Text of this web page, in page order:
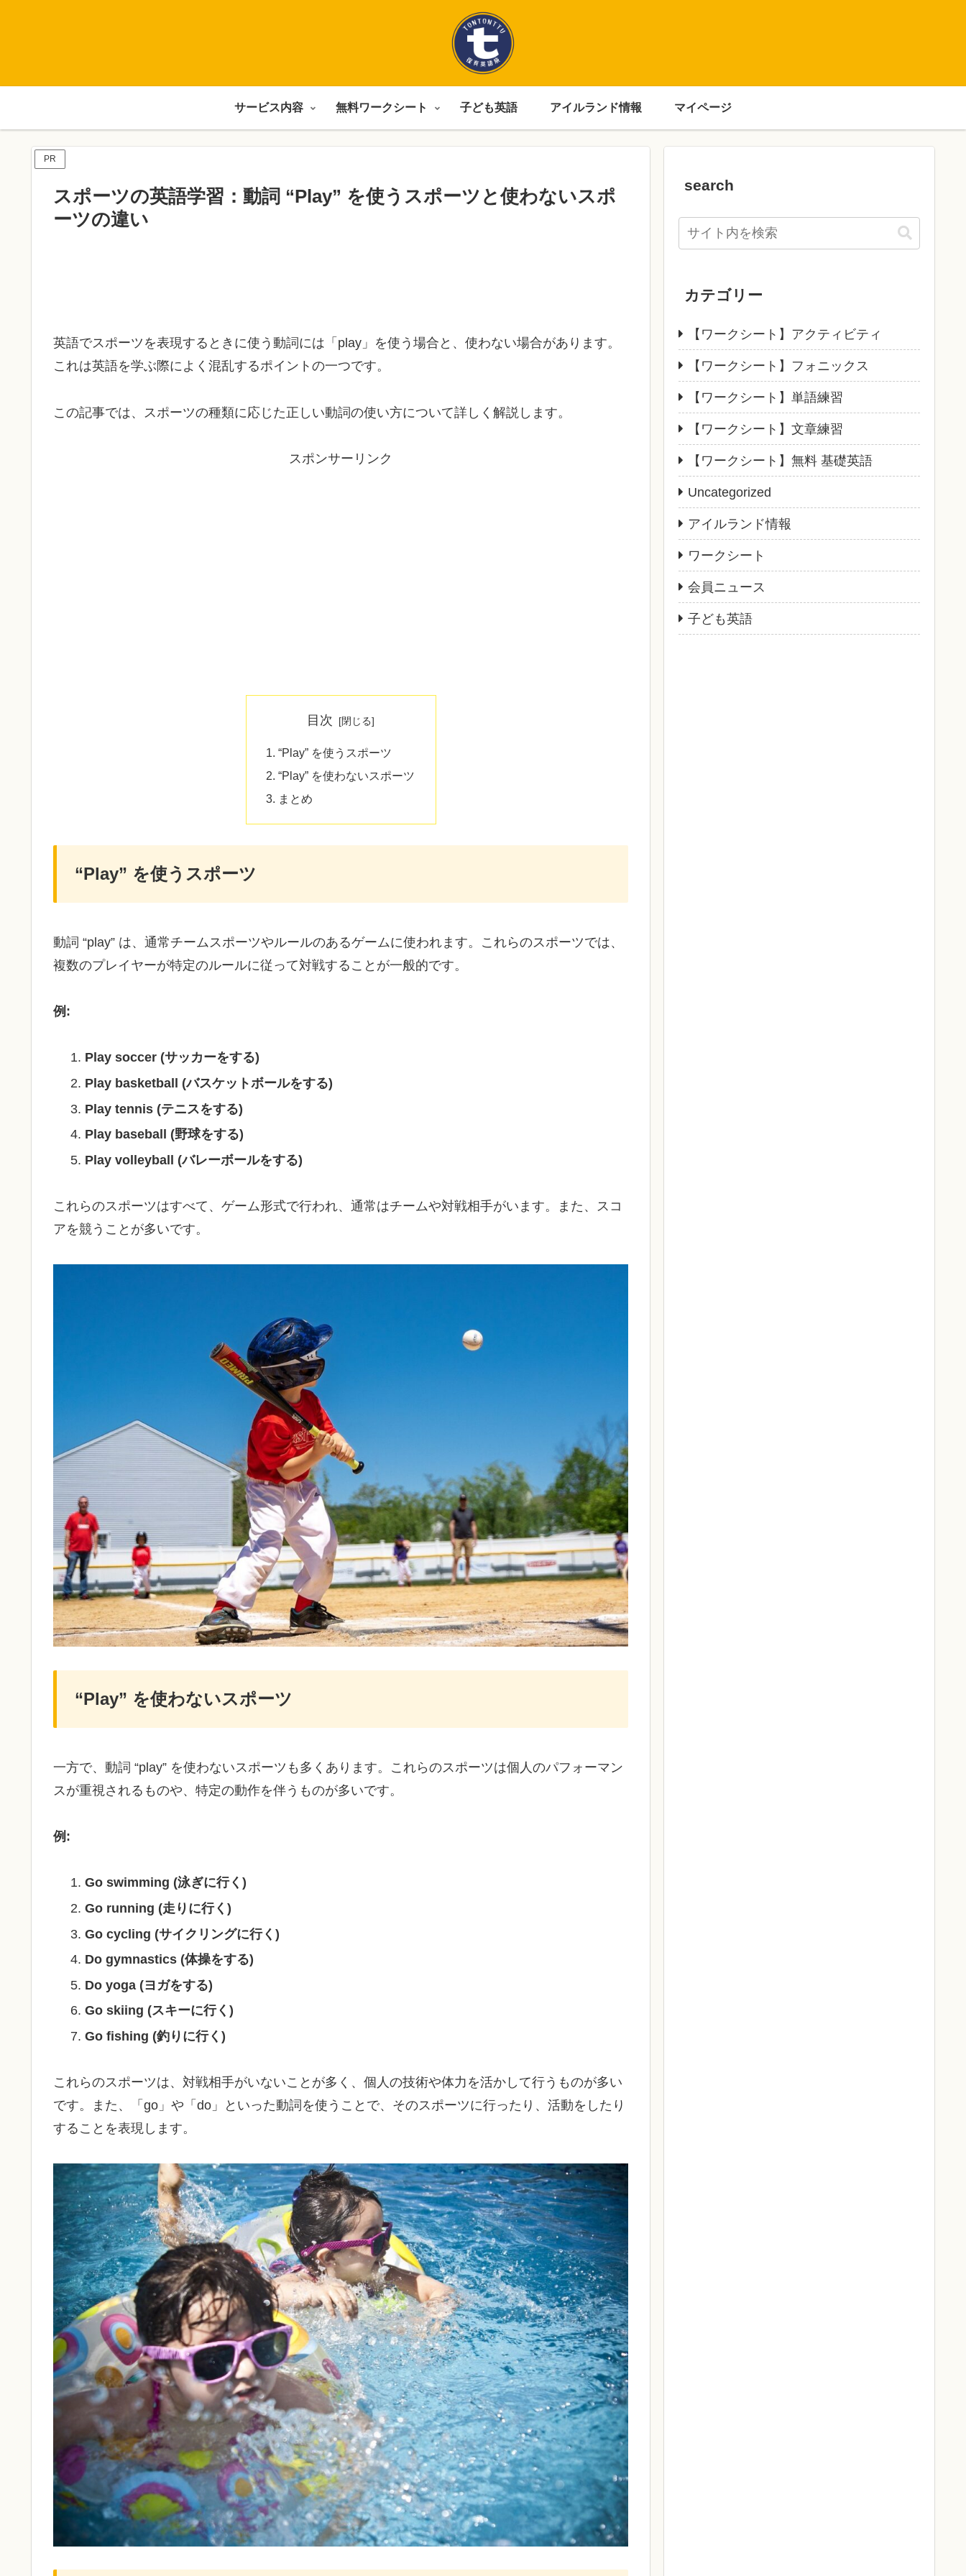
サービス内容 無料ワークシート 子ども英語 アイルランド情報 マイページ
PR
スポーツの英語学習：動詞 “Play” を使うスポーツと使わないスポ
ーツの違い
英語でスポーツを表現するときに使う動詞には「play」を使う場合と、使わない場合があります。
これは英語を学ぶ際によく混乱するポイントの一つです。
この記事では、スポーツの種類に応じた正しい動詞の使い方について詳しく解説します。
スポンサーリンク
目次
“Play” を使うスポーツ
“Play” を使わないスポーツ
まとめ
“Play” を使うスポーツ
動詞 “play” は、通常チームスポーツやルールのあるゲームに使われます。これらのスポーツでは、
複数のプレイヤーが特定のルールに従って対戦することが一般的です。
例:
Play soccer (サッカーをする)
Play basketball (バスケットボールをする)
Play tennis (テニスをする)
Play baseball (野球をする)
Play volleyball (バレーボールをする)
これらのスポーツはすべて、ゲーム形式で行われ、通常はチームや対戦相手がいます。また、スコ
アを競うことが多いです。
“Play” を使わないスポーツ
一方で、動詞 “play” を使わないスポーツも多くあります。これらのスポーツは個人のパフォーマン
スが重視されるものや、特定の動作を伴うものが多いです。
例:
Go swimming (泳ぎに行く)
Go running (走りに行く)
Go cycling (サイクリングに行く)
Do gymnastics (体操をする)
Do yoga (ヨガをする)
Go skiing (スキーに行く)
Go fishing (釣りに行く)
これらのスポーツは、対戦相手がいないことが多く、個人の技術や体力を活かして行うものが多い
です。また、「go」や「do」といった動詞を使うことで、そのスポーツに行ったり、活動をしたり
することを表現します。
search
カテゴリー
【ワークシート】アクティビティ
【ワークシート】フォニックス
【ワークシート】単語練習
【ワークシート】文章練習
【ワークシート】無料 基礎英語
Uncategorized
アイルランド情報
ワークシート
会員ニュース
子ども英語